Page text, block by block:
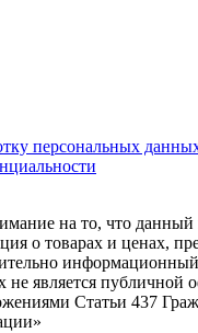
персональных
на то, что данный
о товарах и ценах,
не является публичной
Статьи 437